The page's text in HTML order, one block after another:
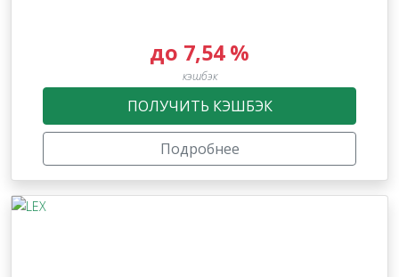
до 7,54 %
кэшбэк
ПОЛУЧИТЬ КЭШБЭК
Подробнее